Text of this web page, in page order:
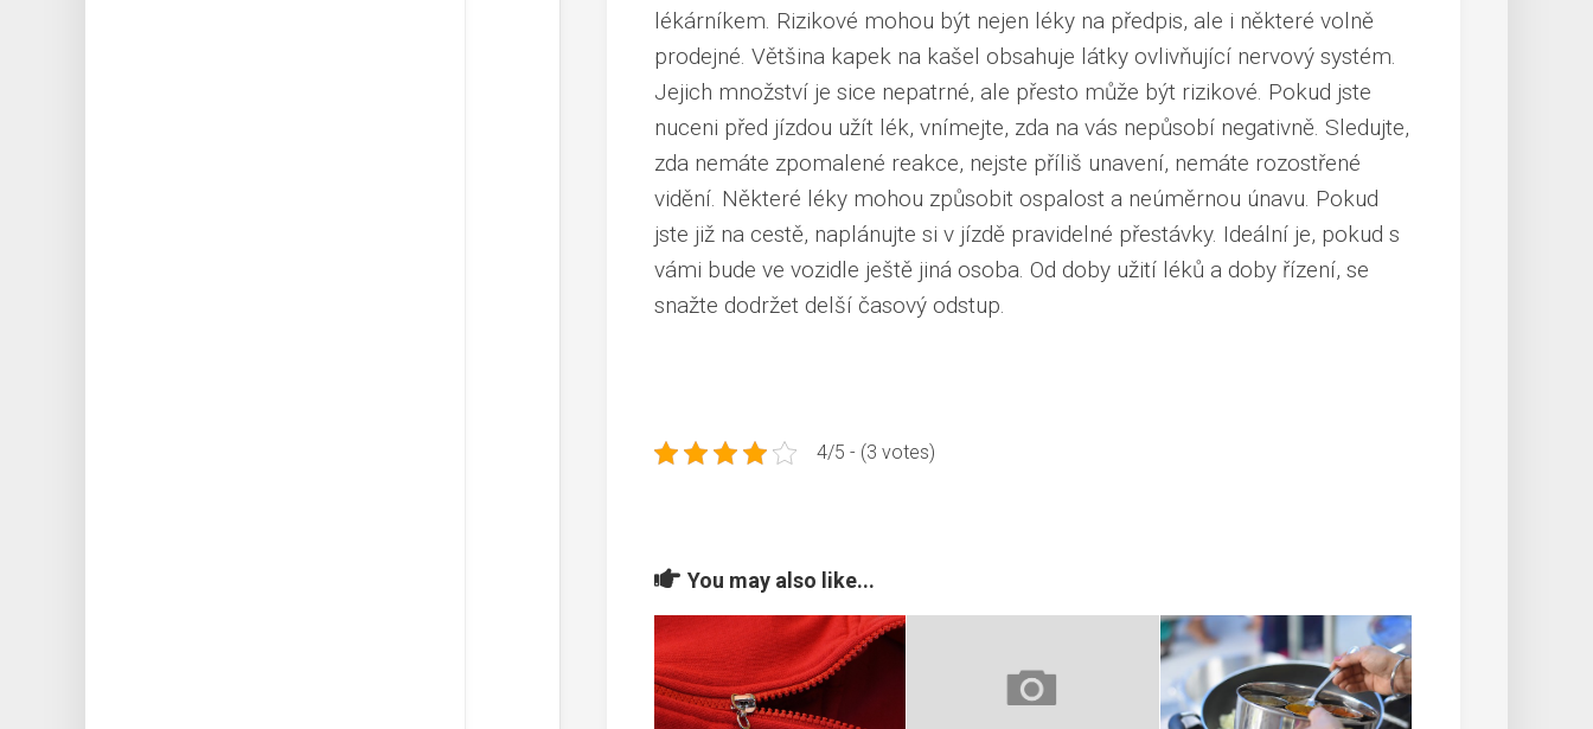
lékárníkem. Rizikové mohou být nejen léky na předpis, ale i některé volně
prodejné. Většina kapek na kašel obsahuje látky ovlivňující nervový systém.
Jejich množství je sice nepatrné, ale přesto může být rizikové. Pokud jste
nuceni před jízdou užít lék, vnímejte, zda na vás nepůsobí negativně. Sledujte,
zda nemáte zpomalené reakce, nejste příliš unavení, nemáte rozostřené
vidění. Některé léky mohou způsobit ospalost a neúměrnou únavu. Pokud
jste již na cestě, naplánujte si v jízdě pravidelné přestávky. Ideální je, pokud s
vámi bude ve vozidle ještě jiná osoba. Od doby užití léků a doby řízení, se
snažte dodržet delší časový odstup.
4/5 - (3 votes)
You may also like...